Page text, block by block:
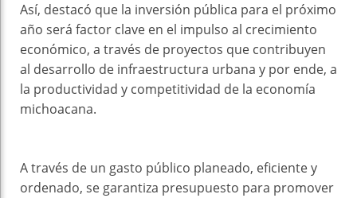
Así, destacó que la inversión pública para el próximo
año será factor clave en el impulso al crecimiento
económico, a través de proyectos que contribuyen
al desarrollo de infraestructura urbana y por ende, a
la productividad y competitividad de la economía
michoacana.
A través de un gasto público planeado, eficiente y
ordenado, se garantiza presupuesto para promover